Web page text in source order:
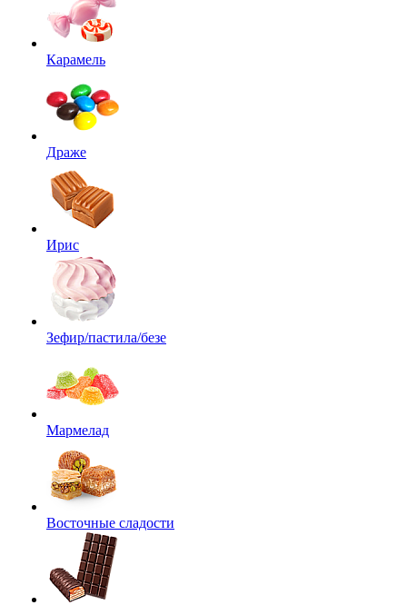
Карамель
Драже
Ирис
Зефир/пастила/безе
Мармелад
Восточные сладости